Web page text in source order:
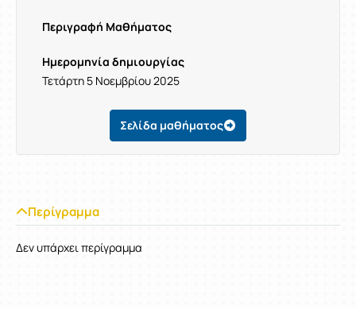
Περιγραφή Μαθήματος
Ημερομηνία δημιουργίας
Τετάρτη 5 Νοεμβρίου 2025
Σελίδα μαθήματος
Περίγραμμα
Δεν υπάρχει περίγραμμα